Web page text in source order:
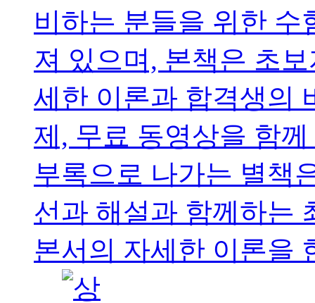
비하는 분들을 위한 수
져 있으며, 본책은 초
세한 이론과 합격생의
제, 무료 동영상을 함
부록으로 나가는 별책
선과 해설과 함께하는
본서의 자세한 이론을